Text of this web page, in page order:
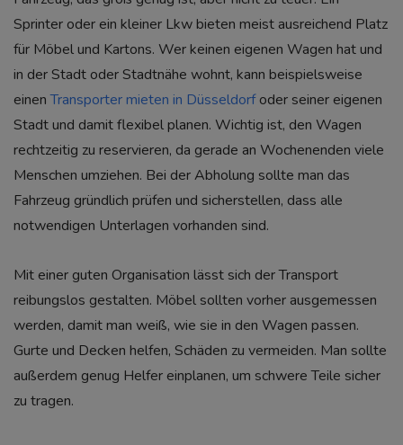
Sprinter oder ein kleiner Lkw bieten meist ausreichend Platz
für Möbel und Kartons. Wer keinen eigenen Wagen hat und
in der Stadt oder Stadtnähe wohnt, kann beispielsweise
einenTransporter mieten in Düsseldorfoder seiner eigenen
Stadt und damit flexibel planen. Wichtig ist, den Wagen
rechtzeitig zu reservieren, da gerade an Wochenenden viele
Menschen umziehen. Bei der Abholung sollte man das
Fahrzeug gründlich prüfen und sicherstellen, dass alle
notwendigen Unterlagen vorhanden sind.
Mit einer guten Organisation lässt sich der Transport
reibungslos gestalten. Möbel sollten vorher ausgemessen
werden, damit man weiß, wie sie in den Wagen passen.
Gurte und Decken helfen, Schäden zu vermeiden. Man sollte
außerdem genug Helfer einplanen, um schwere Teile sicher
zu tragen.